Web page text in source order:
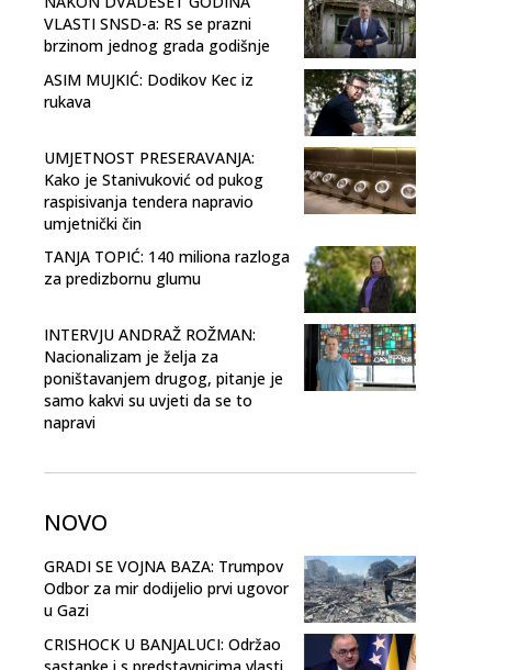
VLASTI SNSD-a: RS se prazni
brzinom jednog grada godišnje
ASIM MUJKIĆ: Dodikov Kec iz
rukava
UMJETNOST PRESERAVANJA:
Kako je Stanivuković od pukog
raspisivanja tendera napravio
umjetnički čin
TANJA TOPIĆ: 140 miliona razloga
za predizbornu glumu
INTERVJU ANDRAŽ ROŽMAN:
Nacionalizam je želja za
poništavanjem drugog, pitanje je
samo kakvi su uvjeti da se to
napravi
NOVO
GRADI SE VOJNA BAZA: Trumpov
Odbor za mir dodijelio prvi ugovor
u Gazi
CRISHOCK U BANJALUCI: Održao